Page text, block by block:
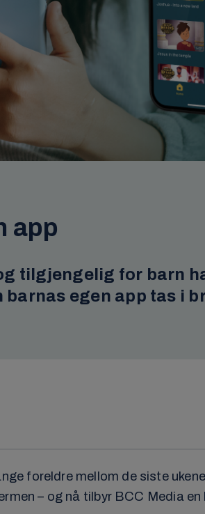
app
tilgjengelig for barn
egen app tas i
foreldre mellom de siste
– og nå tilbyr BCC Media